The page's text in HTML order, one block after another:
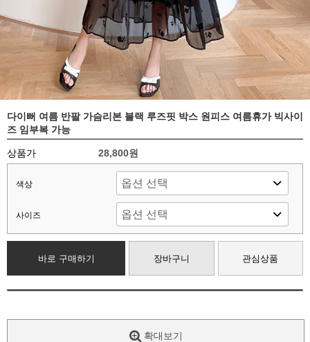
다이뻐 여름 반팔 가슴리본 블랙 루즈핏 박스 원피스 여름휴가 빅사이
즈 임부복 가능
상품가 28,800원
색상
사이즈
바로 구매하기 장바구니 관심상품
확대보기